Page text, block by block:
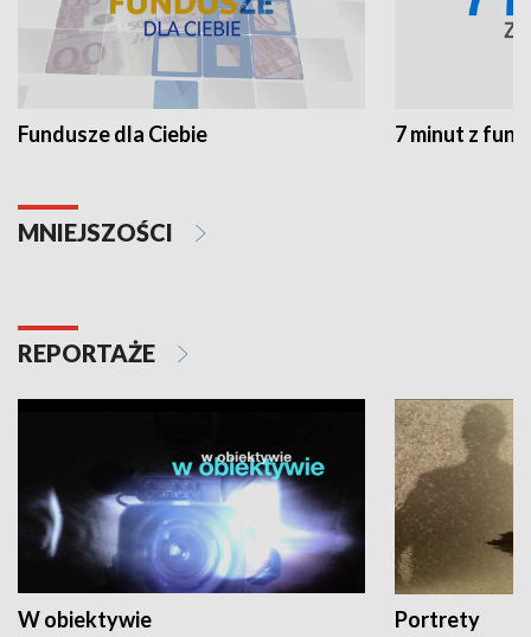
Fundusze dla Ciebie 7 minut z
MNIEJSZOŚCI
REPORTAŻE
W obiektywie Portrety